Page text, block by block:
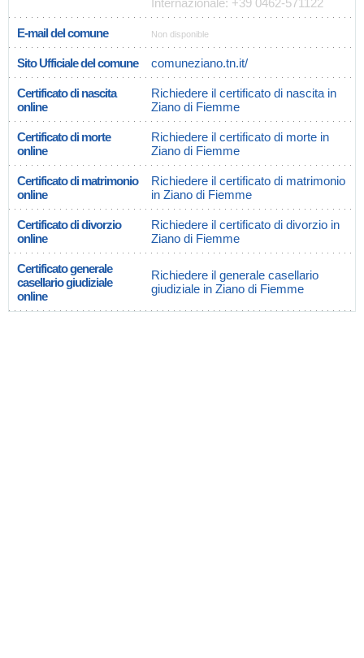
Internazionale: +39 0462-571122
E-mail del comune Non disponible
Sito Ufficiale del comune comuneziano.tn.it/
Certificato di nascita
online
Richiedere il certificato di nascita in
Ziano di Fiemme
Certificato di morte
online
Richiedere il certificato di morte in
Ziano di Fiemme
Certificato di matrimonio
online
Richiedere il certificato di matrimonio
in Ziano di Fiemme
Certificato di divorzio
online
Richiedere il certificato di divorzio in
Ziano di Fiemme
Certificato generale
casellario giudiziale
online
Richiedere il generale casellario
giudiziale in Ziano di Fiemme